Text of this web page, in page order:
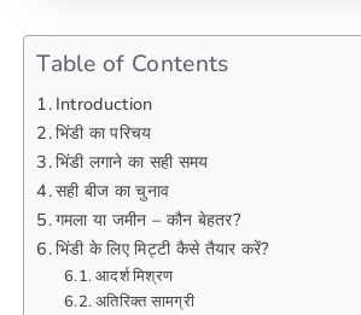
Table of Contents
Introduction
भिंडी का परिचय
भिंडी लगाने का सही समय
सही बीज का चुनाव
गमला या जमीन – कौन बेहतर?
भिंडी के लिए मिट्टी कैसे तैयार करें?
आदर्श मिश्रण
अतिरिक्त सामग्री